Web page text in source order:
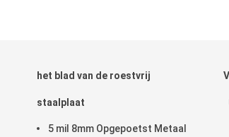
het blad van de roestvrij
staalplaat
5 mil 8mm Opgepoetst Metaal